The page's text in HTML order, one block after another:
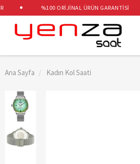
%100 ORİJİNAL ÜRÜN GARANTİSİ
Ana Sayfa Kadın Kol Saati